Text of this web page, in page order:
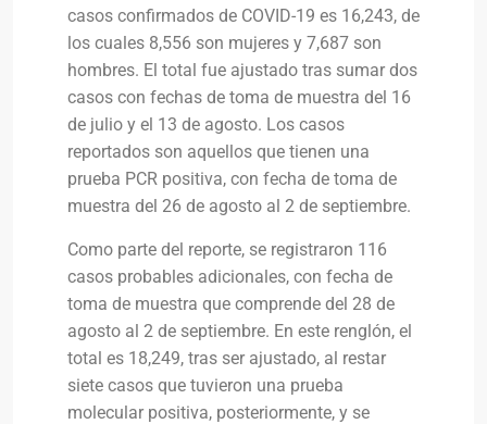
casos confirmados de COVID-19 es 16,243, de
los cuales 8,556 son mujeres y 7,687 son
hombres. El total fue ajustado tras sumar dos
casos con fechas de toma de muestra del 16
de julio y el 13 de agosto. Los casos
reportados son aquellos que tienen una
prueba PCR positiva, con fecha de toma de
muestra del 26 de agosto al 2 de septiembre.
Como parte del reporte, se registraron 116
casos probables adicionales, con fecha de
toma de muestra que comprende del 28 de
agosto al 2 de septiembre. En este renglón, el
total es 18,249, tras ser ajustado, al restar
siete casos que tuvieron una prueba
molecular positiva, posteriormente, y se